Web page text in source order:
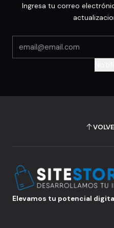
Ingresa tu correo
Elevamos tu potencial